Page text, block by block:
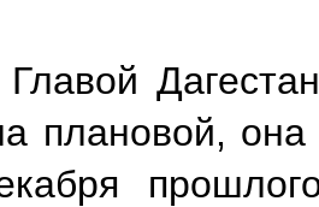
Главой
плановой, она